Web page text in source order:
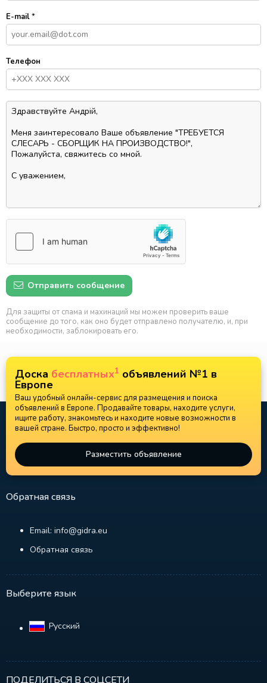
E-mail*
Телефон
Отправить сообщение
Для защиты от спама и махинаций мы можем проверить ваше
сообщение до того, как оно будет отправлено получателю, и, при
необходимости, заблокировать его.
Доска бесплатных1 объявлений №1 в
Европе
Ваш удобный онлайн-сервис для размещения и поиска
объявлений в Европе. Продавайте товары, находите услуги,
ищите работу, знакомьтесь и находите новые возможности в
вашей стране. Быстро, просто и эффективно!
Разместить объявление
Обратная связь
Email: info@gidra.eu
Обратная связь
Выберите язык
Русский‎
ПОДЕЛИТЬСЯ В СОЦСЕТИ